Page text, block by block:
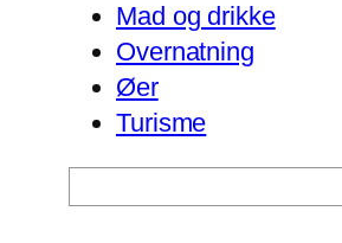
Mad og drikke
Overnatning
Øer
Turisme